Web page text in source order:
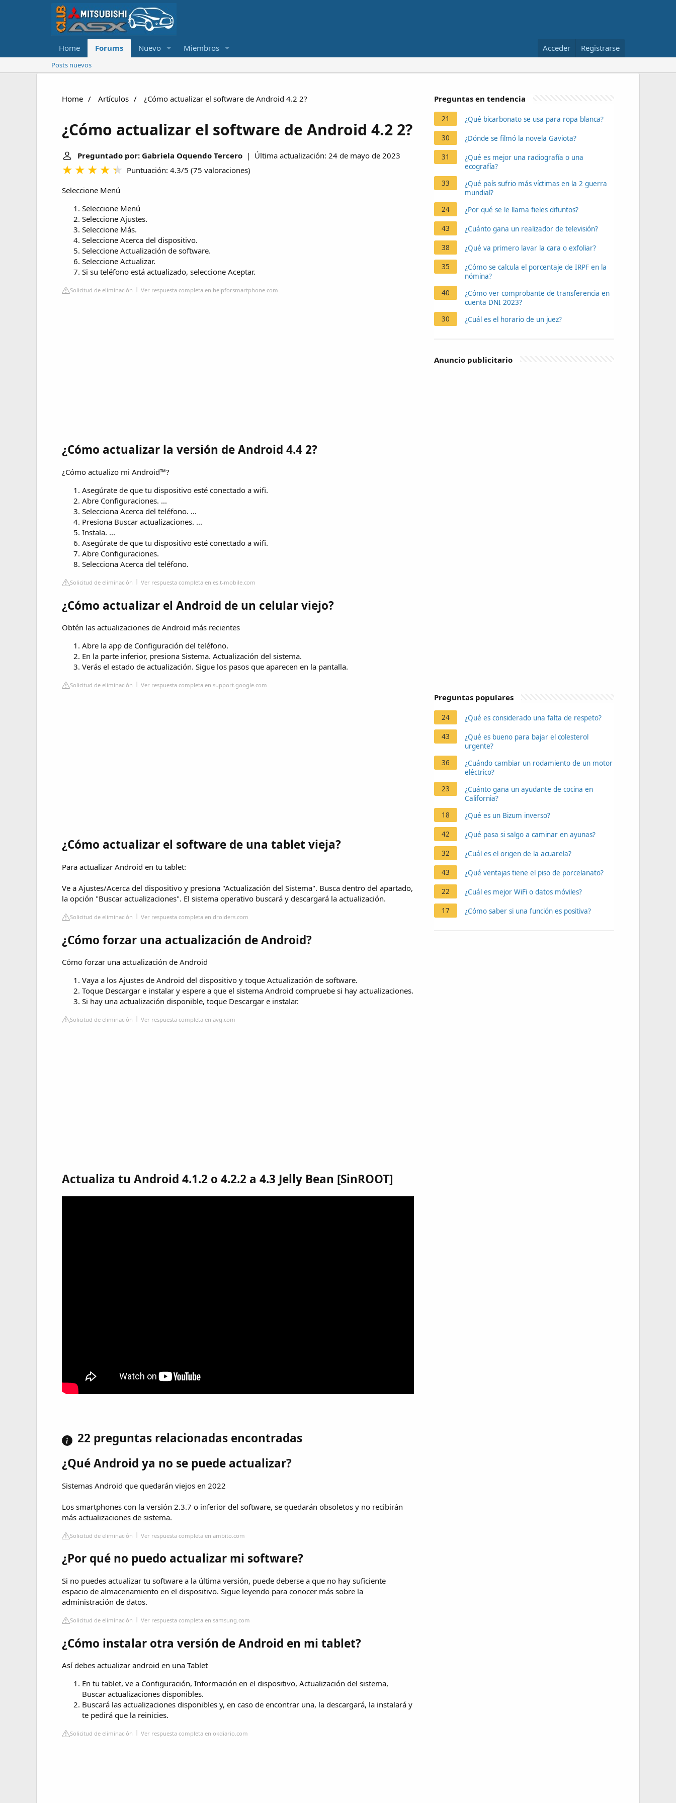
Home Forums Nuevo Miembros Acceder Registrarse
Posts nuevos
Home Artículos ¿Cómo actualizar el software de Android 4.2 2?
¿Cómo actualizar el software de Android 4.2 2?
Preguntado por: Gabriela Oquendo Tercero | Última actualización: 24 de mayo de 2023
Puntuación: 4.3/5 (75 valoraciones)
Seleccione Menú
Seleccione Menú
Seleccione Ajustes.
Seleccione Más.
Seleccione Acerca del dispositivo.
Seleccione Actualización de software.
Seleccione Actualizar.
Si su teléfono está actualizado, seleccione Aceptar.
Solicitud de eliminación Ver respuesta completa en helpforsmartphone.com
¿Cómo actualizar la versión de Android 4.4 2?
¿Cómo actualizo mi Android™?
Asegúrate de que tu dispositivo esté conectado a wifi.
Abre Configuraciones. ...
Selecciona Acerca del teléfono. ...
Presiona Buscar actualizaciones. ...
Instala. ...
Asegúrate de que tu dispositivo esté conectado a wifi.
Abre Configuraciones.
Selecciona Acerca del teléfono.
Solicitud de eliminación Ver respuesta completa en es.t-mobile.com
¿Cómo actualizar el Android de un celular viejo?
Obtén las actualizaciones de Android más recientes
Abre la app de Configuración del teléfono.
En la parte inferior, presiona Sistema. Actualización del sistema.
Verás el estado de actualización. Sigue los pasos que aparecen en la pantalla.
Solicitud de eliminación Ver respuesta completa en support.google.com
¿Cómo actualizar el software de una tablet vieja?
Para actualizar Android en tu tablet:
Ve a Ajustes/Acerca del dispositivo y presiona "Actualización del Sistema". Busca dentro del apartado,
la opción "Buscar actualizaciones". El sistema operativo buscará y descargará la actualización.
Solicitud de eliminación Ver respuesta completa en droiders.com
¿Cómo forzar una actualización de Android?
Cómo forzar una actualización de Android
Vaya a los Ajustes de Android del dispositivo y toque Actualización de software.
Toque Descargar e instalar y espere a que el sistema Android compruebe si hay actualizaciones.
Si hay una actualización disponible, toque Descargar e instalar.
Solicitud de eliminación Ver respuesta completa en avg.com
Actualiza tu Android 4.1.2 o 4.2.2 a 4.3 Jelly Bean [SinROOT]
22 preguntas relacionadas encontradas
¿Qué Android ya no se puede actualizar?
Sistemas Android que quedarán viejos en 2022
Los smartphones con la versión 2.3.7 o inferior del software, se quedarán obsoletos y no recibirán
más actualizaciones de sistema.
Solicitud de eliminación Ver respuesta completa en ambito.com
¿Por qué no puedo actualizar mi software?
Si no puedes actualizar tu software a la última versión, puede deberse a que no hay suficiente
espacio de almacenamiento en el dispositivo. Sigue leyendo para conocer más sobre la
administración de datos.
Solicitud de eliminación Ver respuesta completa en samsung.com
¿Cómo instalar otra versión de Android en mi tablet?
Así debes actualizar android en una Tablet
En tu tablet, ve a Configuración, Información en el dispositivo, Actualización del sistema,
Buscar actualizaciones disponibles.
Buscará las actualizaciones disponibles y, en caso de encontrar una, la descargará, la instalará y
te pedirá que la reinicies.
Solicitud de eliminación Ver respuesta completa en okdiario.com
Preguntas en tendencia
21 ¿Qué bicarbonato se usa para ropa blanca?
30 ¿Dónde se filmó la novela Gaviota?
31
¿Qué es mejor una radiografía o una
ecografía?
33
¿Qué país sufrio más víctimas en la 2 guerra
mundial?
24
¿Por qué se le llama fieles difuntos?
43 ¿Cuánto gana un realizador de televisión?
38 ¿Qué va primero lavar la cara o exfoliar?
35
¿Cómo se calcula el porcentaje de IRPF en la
nómina?
40
¿Cómo ver comprobante de transferencia en
cuenta DNI 2023?
30
¿Cuál es el horario de un juez?
Anuncio publicitario
Preguntas populares
24 ¿Qué es considerado una falta de respeto?
43
¿Qué es bueno para bajar el colesterol
urgente?
36
¿Cuándo cambiar un rodamiento de un motor
eléctrico?
23
¿Cuánto gana un ayudante de cocina en
California?
18
¿Qué es un Bizum inverso?
42 ¿Qué pasa si salgo a caminar en ayunas?
32 ¿Cuál es el origen de la acuarela?
43 ¿Qué ventajas tiene el piso de porcelanato?
22 ¿Cuál es mejor WiFi o datos móviles?
17 ¿Cómo saber si una función es positiva?